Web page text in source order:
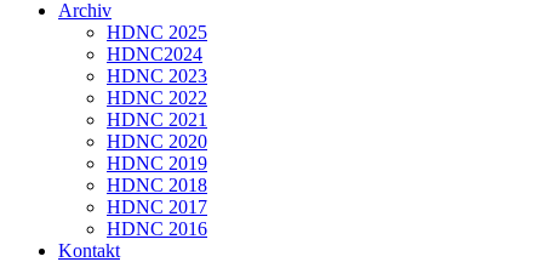
Archiv
HDNC 2025
HDNC2024
HDNC 2023
HDNC 2022
HDNC 2021
HDNC 2020
HDNC 2019
HDNC 2018
HDNC 2017
HDNC 2016
Kontakt